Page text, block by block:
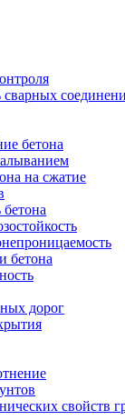
бетона
на сжатие
бетона
дорог
свойств